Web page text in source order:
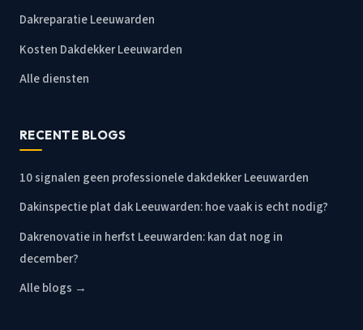
Dakreparatie Leeuwarden
Kosten Dakdekker Leeuwarden
Alle diensten
RECENTE BLOGS
10 signalen geen professionele dakdekker Leeuwarden
Dakinspectie plat dak Leeuwarden: hoe vaak is echt nodig?
Dakrenovatie in herfst Leeuwarden: kan dat nog in
december?
Alle blogs →